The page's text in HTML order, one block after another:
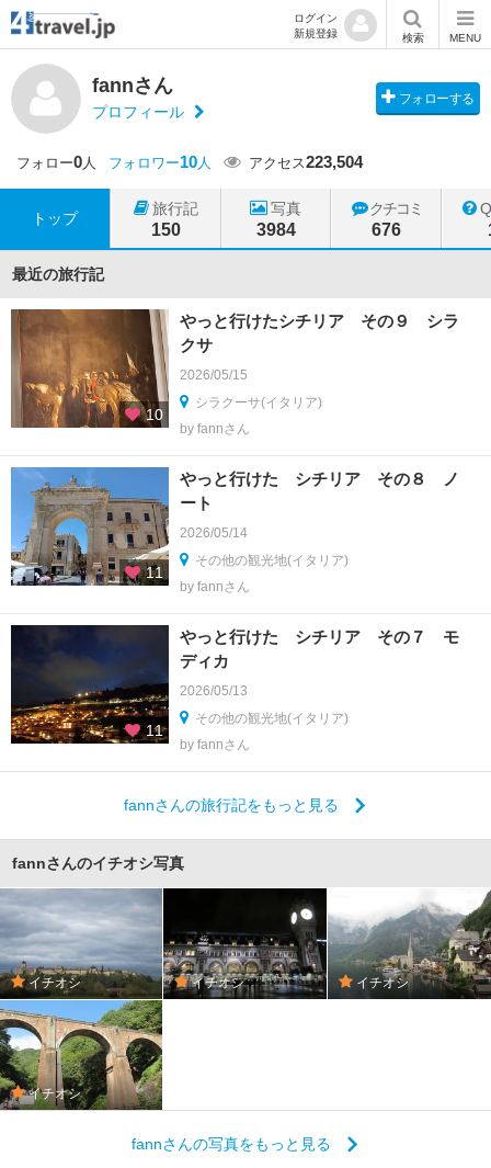
ログイン
新規登録
検索 MENU
fannさん
プロフィール
フォローする
フォロー0人 フォロワー10人 アクセス223,504
トップ
旅行記
150
写真
3984
クチコミ
676
最近の旅行記
10
やっと行けたシチリア その９ シラ
クサ
2026/05/15
シラクーサ(イタリア)
by fannさん
11
やっと行けた シチリア その８ ノ
ート
2026/05/14
その他の観光地(イタリア)
by fannさん
11
やっと行けた シチリア その７ モ
ディカ
2026/05/13
その他の観光地(イタリア)
by fannさん
fannさんの旅行記をもっと見る
fannさんのイチオシ写真
イチオシ イチオシ イチオシ
イチオシ
fannさんの写真をもっと見る